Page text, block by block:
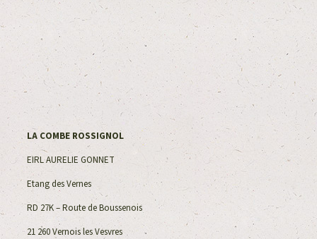
LA COMBE ROSSIGNOL
EIRL AURELIE GONNET
Etang des Vernes
RD 27K – Route de Boussenois
21 260 Vernois les Vesvres